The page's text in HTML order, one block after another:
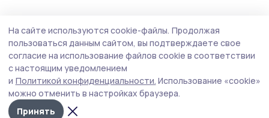
Функциональные вещи из искусственного
ротанга создаёт жительница Пичаева
Татьяна Шамаева своими руками изготавливает кашпо,
корзинки, подставки для растений, интерьерные
украшения, которые делают дом и прилегающую
территорию уютнее и красивее.
На сайте используются cookie-файлы. Продолжая
пользоваться данным сайтом, вы подтверждаете свое
согласие на использование файлов cookie в соответствии
с настоящим уведомлением
и Политикой конфиденциальности. Использование «cookie»
можно отменить в настройках браузера.
Принять